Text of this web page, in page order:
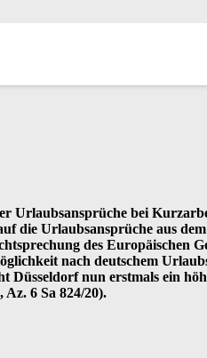
Urlaubsansprüche bei
die Urlaubsansprüche aus
des Europäischen
nach deutschem
nun erstmals ein
6 Sa 824/20).